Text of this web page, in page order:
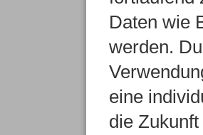
Daten wie
werden.
eine
die